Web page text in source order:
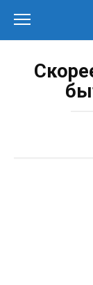
контенту